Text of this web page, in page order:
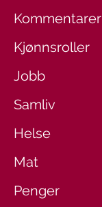
Kommentarer
Kjønnsroller
Jobb
Samliv
Helse
Mat
Penger